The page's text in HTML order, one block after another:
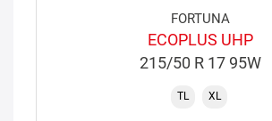
FORTUNA
ECOPLUS UHP
215/50 R 17 95W
TL XL